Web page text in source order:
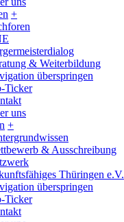
+
& Weiterbildung
überspringen
Ticker
uns
+
& Ausschreibung
Thüringen e.V.
überspringen
Ticker